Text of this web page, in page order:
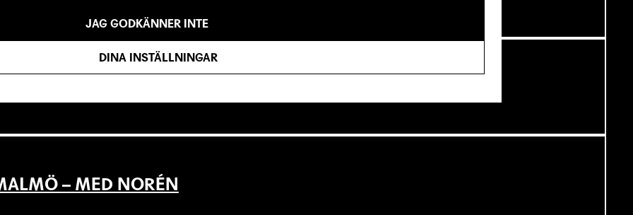
– MED NORÉN
JAG GODKÄNNER INTE
DINA INSTÄLLNINGAR